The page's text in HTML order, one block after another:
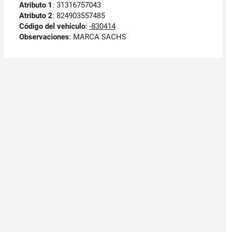
Atributo 1 : 31316757043
Atributo 2: 824903557485
Código del vehículo: -830414
Observaciones: MARCA SACHS